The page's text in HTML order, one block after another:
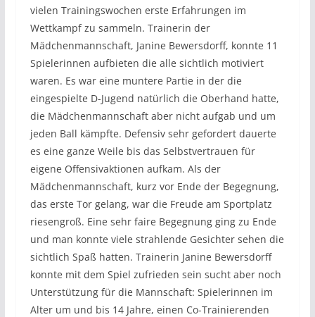
vielen Trainingswochen erste Erfahrungen im
Wettkampf zu sammeln. Trainerin der
Mädchenmannschaft, Janine Bewersdorff, konnte 11
Spielerinnen aufbieten die alle sichtlich motiviert
waren. Es war eine muntere Partie in der die
eingespielte D-Jugend natürlich die Oberhand hatte,
die Mädchenmannschaft aber nicht aufgab und um
jeden Ball kämpfte. Defensiv sehr gefordert dauerte
es eine ganze Weile bis das Selbstvertrauen für
eigene Offensivaktionen aufkam. Als der
Mädchenmannschaft, kurz vor Ende der Begegnung,
das erste Tor gelang, war die Freude am Sportplatz
riesengroß. Eine sehr faire Begegnung ging zu Ende
und man konnte viele strahlende Gesichter sehen die
sichtlich Spaß hatten. Trainerin Janine Bewersdorff
konnte mit dem Spiel zufrieden sein sucht aber noch
Unterstützung für die Mannschaft: Spielerinnen im
Alter um und bis 14 Jahre, einen Co-Trainierenden